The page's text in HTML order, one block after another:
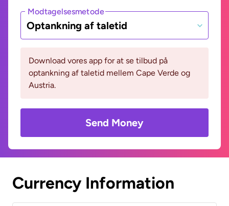
Modtagelsesmetode
Optankning af taletid
Download vores app for at se tilbud på
optankning af taletid mellem Cape Verde og
Austria.
Send Money
Currency Information